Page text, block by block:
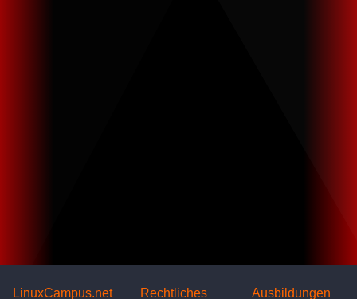
LinuxCampus.net Rechtliches Ausbildungen